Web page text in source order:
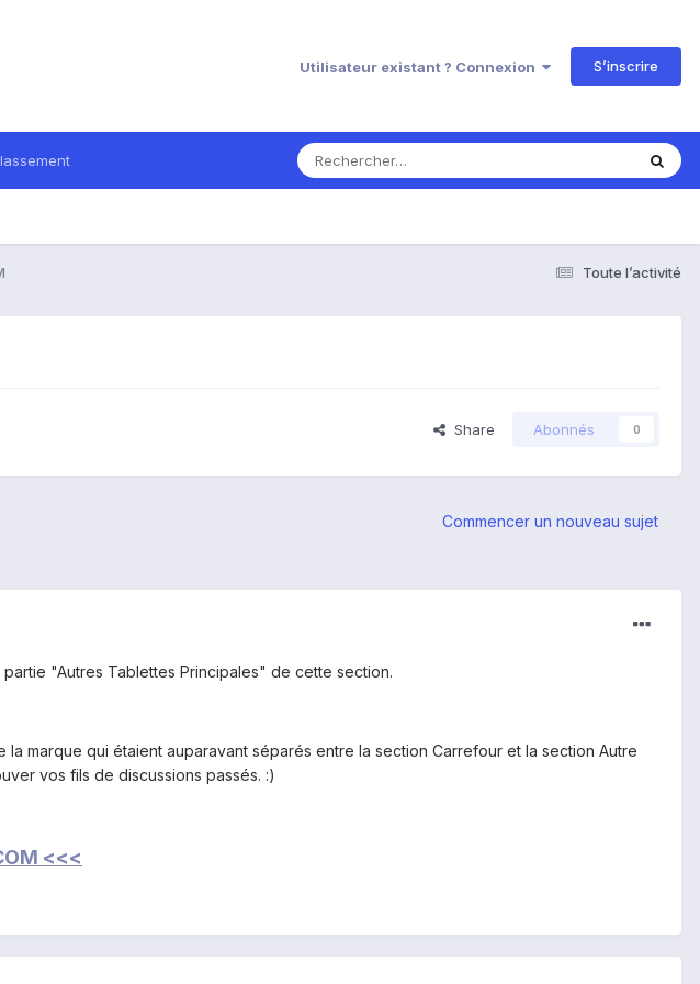
Utilisateur existant ? Connexion S’inscrire
Toute l’activité
Share Abonnés 0
Commencer un nouveau sujet
"Autres Tablettes Principales" de cette section.
marque qui étaient auparavant séparés entre la section Carrefour et la section Autre
vos fils de discussions passés. :)
<<<